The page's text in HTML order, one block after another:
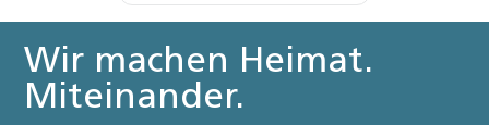
Wir machen Heimat.
Miteinander.